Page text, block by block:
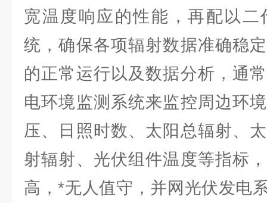
宽温度响应的性能，再配以
统，确保各项辐射数据准确稳
的正常运行以及数据分析，通
电环境监测系统来监控周边环
压、日照时数、太阳总辐射、
射辐射、光伏组件温度等指标
高，*无人值守，并网光伏发电